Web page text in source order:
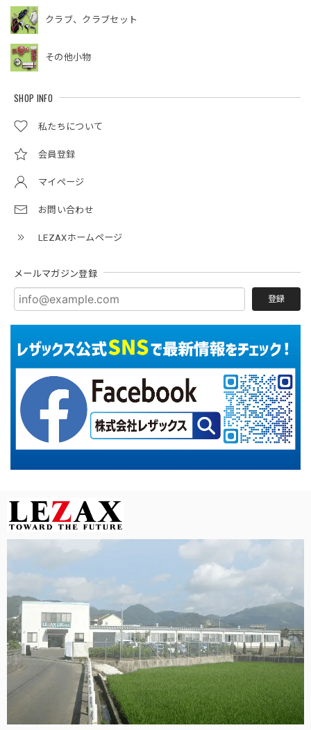
クラブ、クラブセット
その他小物
SHOP INFO
私たちについて
会員登録
マイページ
お問い合わせ
LEZAXホームページ
メールマガジン登録
登録